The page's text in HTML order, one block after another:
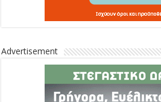
Advertisement